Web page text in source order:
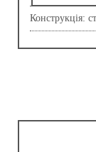
Конструкція: